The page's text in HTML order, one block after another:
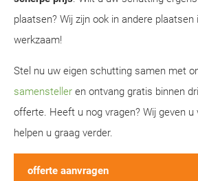
plaatsen? Wij zijn ook in andere plaatsen
werkzaam!
Stel nu uw eigen schutting samen met
samensteller en ontvang gratis binnen
offerte. Heeft u nog vragen? Wij geven u
helpen u graag verder.
offerte aanvragen